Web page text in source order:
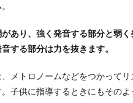
あり、強く発音する部分と弱
する部分は力を抜きます。
メトロノームなどをつかって
子供に指導するときにもそのよ